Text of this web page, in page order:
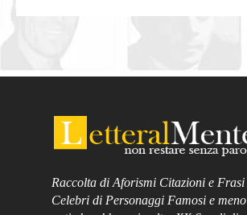
Raccolta di Aforismi Citazioni e Frasi
Celebri di Personaggi Famosi e meno